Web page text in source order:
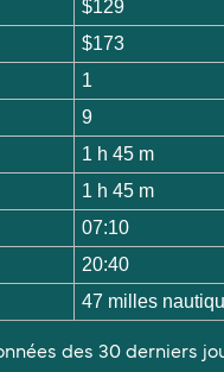
$129
$173
1
9
1 h 45 m
1 h 45 m
07:10
20:40
47 milles
des 30 derniers